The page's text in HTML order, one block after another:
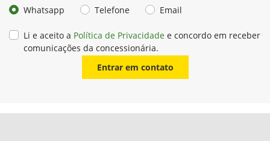
Preferência de contato:
Whatsapp
Telefone
Política de Privacidadee concordo em receber